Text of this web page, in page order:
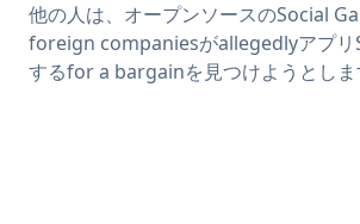
他の人は、オープンソースのSocial
foreign companiesがallegedlyアプリ
するfor a bargainを見つけようとしま